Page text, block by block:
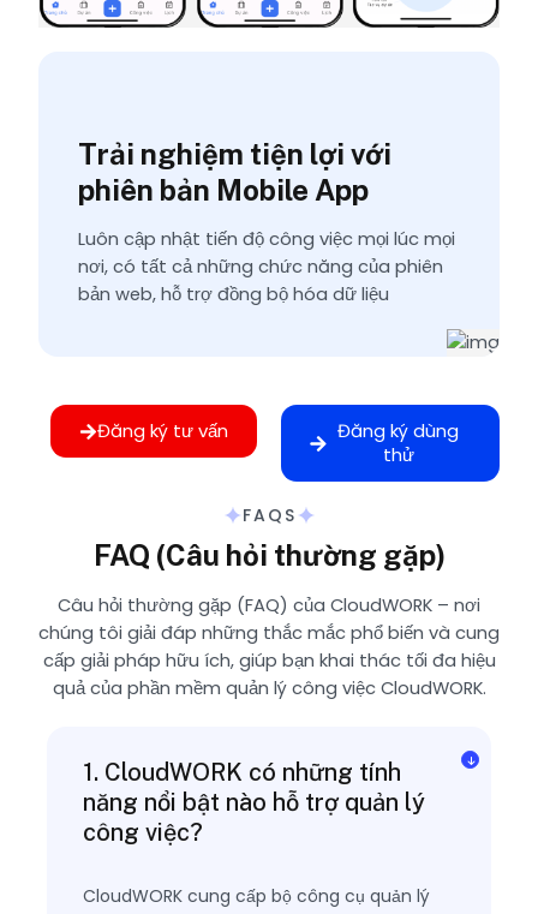
Trải nghiệm tiện lợi với
phiên bản Mobile App
Luôn cập nhật tiến độ công việc mọi lúc mọi
nơi, có tất cả những chức năng của phiên
bản web, hỗ trợ đồng bộ hóa dữ liệu
Đăng ký tư vấn
Đăng ký dùng
thử
FAQS
FAQ (Câu hỏi thường gặp)
Câu hỏi thường gặp (FAQ) của CloudWORK – nơi
chúng tôi giải đáp những thắc mắc phổ biến và cung
cấp giải pháp hữu ích, giúp bạn khai thác tối đa hiệu
quả của phần mềm quản lý công việc CloudWORK.
1. CloudWORK có những tính
năng nổi bật nào hỗ trợ quản lý
công việc?
CloudWORK cung cấp bộ công cụ quản lý